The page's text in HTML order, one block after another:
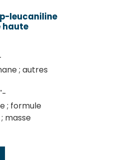
leucaniline
haute
; autres
; formule
; masse